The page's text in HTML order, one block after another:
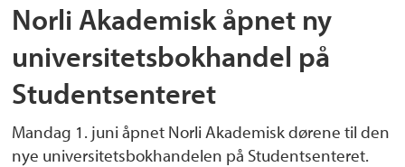
Norli Akademisk åpnet ny
universitetsbokhandel på
Studentsenteret
Mandag 1. juni åpnet Norli Akademisk dørene til den
nye universitetsbokhandelen på Studentsenteret.